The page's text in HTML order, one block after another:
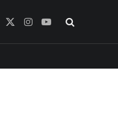
X
Instagram
YouTube